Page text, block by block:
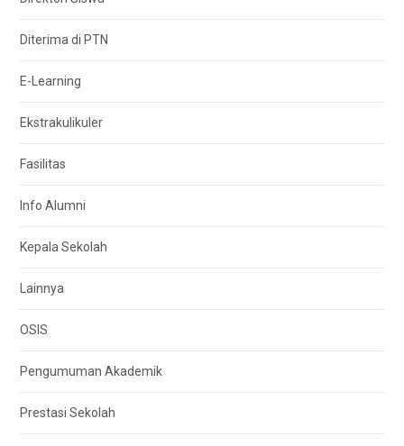
Diterima di PTN
E-Learning
Ekstrakulikuler
Fasilitas
Info Alumni
Kepala Sekolah
Lainnya
OSIS
Pengumuman Akademik
Prestasi Sekolah